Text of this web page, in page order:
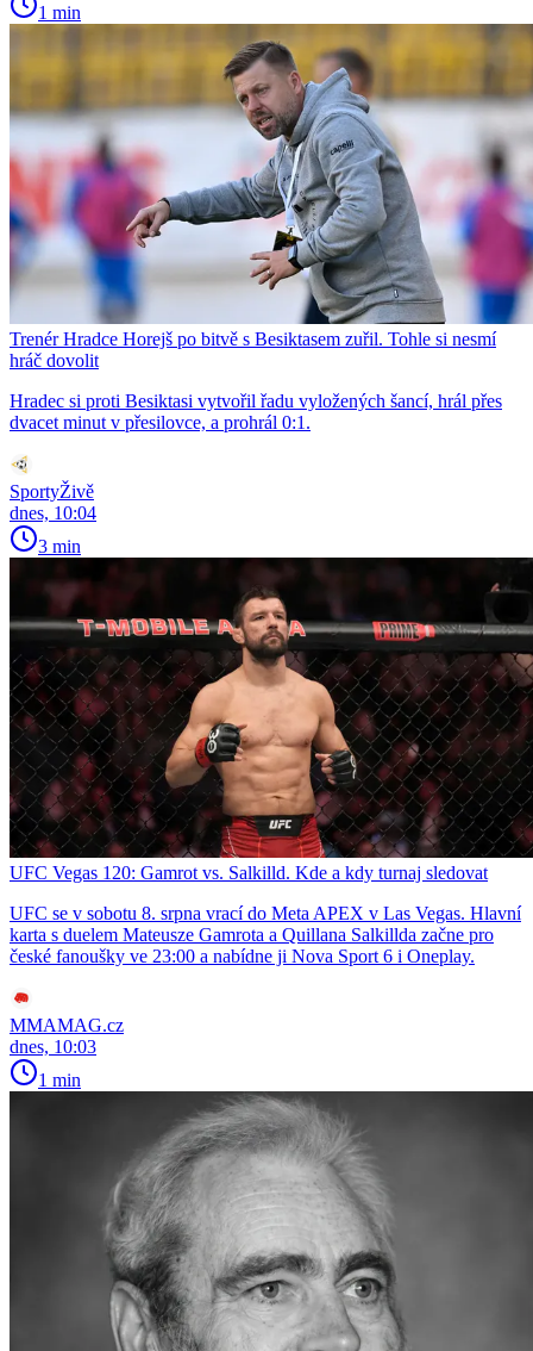
1 min
Trenér Hradce Horejš po bitvě s Besiktasem zuřil. Tohle si nesmí
hráč dovolit
Hradec si proti Besiktasi vytvořil řadu vyložených šancí, hrál přes
dvacet minut v přesilovce, a prohrál 0:1.
SportyŽivě
dnes, 10:04
3 min
UFC Vegas 120: Gamrot vs. Salkilld. Kde a kdy turnaj sledovat
UFC se v sobotu 8. srpna vrací do Meta APEX v Las Vegas. Hlavní
karta s duelem Mateusze Gamrota a Quillana Salkillda začne pro
české fanoušky ve 23:00 a nabídne ji Nova Sport 6 i Oneplay.
MMAMAG.cz
dnes, 10:03
1 min